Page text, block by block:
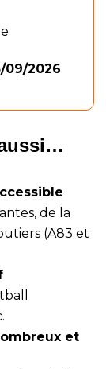
09/2026
de la
(A83 et
et